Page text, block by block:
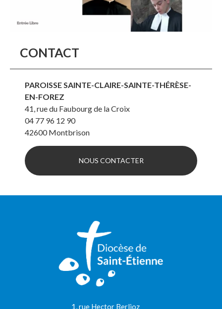
CONTACT
PAROISSE SAINTE-CLAIRE-SAINTE-THÉRÈSE-
EN-FOREZ
41, rue du Faubourg de la Croix
04 77 96 12 90
42600 Montbrison
NOUS CONTACTER
1, rue Hector Berlioz